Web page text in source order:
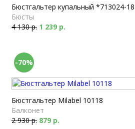
Бюстгальтер купальный *713024-
Бюсты
4 130 р. 1 239 р.
-70%
Бюстгальтер Milabel 10118
Балконет
2 930 р. 879 р.